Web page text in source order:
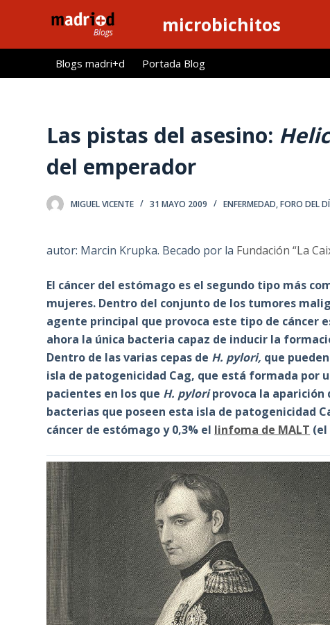
l
microbichitos
Blogs madri+d Portada Blog
Las pistas del asesino:
del emperador
MIGUEL VICENTE 31 MAYO 2009 ENFERMEDAD,FORO DEL
autor: Marcin Krupka. Becado por la Fundación “La
El cáncer del estómago es el segundo tipo más
mujeres. Dentro del conjunto de los tumores
agente principal que provoca este tipo de cáncer
ahora la única bacteria capaz de inducir la
Dentro de las varias cepas de H. pylori, que
isla de patogenicidad Cag, que está formada por
pacientes en los que H. pyloriprovoca la aparición
bacterias que poseen esta isla de patogenicidad
cáncer de estómago y 0,3% el linfoma de MALT